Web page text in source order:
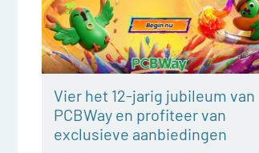
Vier het 12-jarig jubileum van
PCBWay en profiteer van
exclusieve aanbiedingen